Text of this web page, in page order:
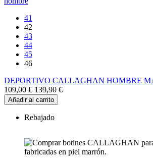
41
42
43
44
45
46
DEPORTIVO CALLAGHAN HOMBRE
109,00 € 139,90 €
Añadir al carrito
Rebajado